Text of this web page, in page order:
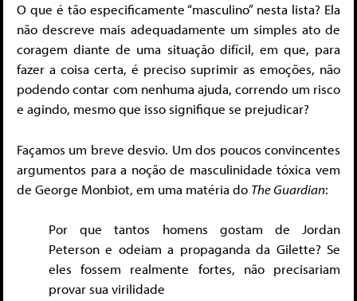
O que é tão especificamente “masculino” nesta lista? Ela
não descreve mais adequadamente um simples ato de
coragem diante de uma situação difícil, em que, para
fazer a coisa certa, é preciso suprimir as emoções, não
podendo contar com nenhuma ajuda, correndo um risco
e agindo, mesmo que isso signifique se prejudicar?
Façamos um breve desvio. Um dos poucos convincentes
argumentos para a noção de masculinidade tóxica vem
de George Monbiot, em uma matéria do The Guardian:
Por que tantos homens gostam de Jordan
Peterson e odeiam a propaganda da Gilette? Se
eles fossem realmente fortes, não precisariam
provar sua virilidade